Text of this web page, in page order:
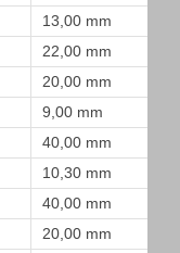
13,00 mm
22,00 mm
20,00 mm
9,00 mm
40,00 mm
10,30 mm
40,00 mm
20,00 mm